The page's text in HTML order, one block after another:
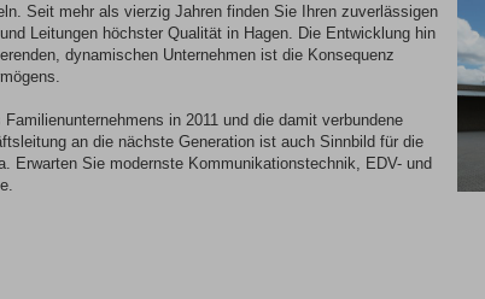
Seit mehr als vierzig Jahren finden Sie Ihren zuverlässigen
und Leitungen höchster Qualität in Hagen. Die Entwicklung hin
dynamischen Unternehmen ist die Konsequenz
Familienunternehmens in 2011 und die damit verbundene
an die nächste Generation ist auch Sinnbild für die
Erwarten Sie modernste Kommunikationstechnik, EDV- und